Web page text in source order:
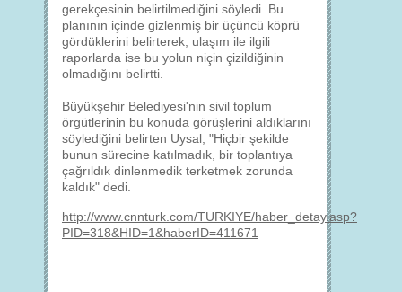
gerekçesinin belirtilmediğini söyledi. Bu
planının içinde gizlenmiş bir üçüncü köprü
gördüklerini belirterek, ulaşım ile ilgili
raporlarda ise bu yolun niçin çizildiğinin
olmadığını belirtti.
Büyükşehir Belediyesi'nin sivil toplum
örgütlerinin bu konuda görüşlerini aldıklarını
söylediğini belirten Uysal, "Hiçbir şekilde
bunun sürecine katılmadık, bir toplantıya
çağrıldık dinlenmedik terketmek zorunda
kaldık" dedi.
http://www.cnnturk.com/TURKIYE/haber_detay.asp?
PID=318&HID=1&haberID=411671